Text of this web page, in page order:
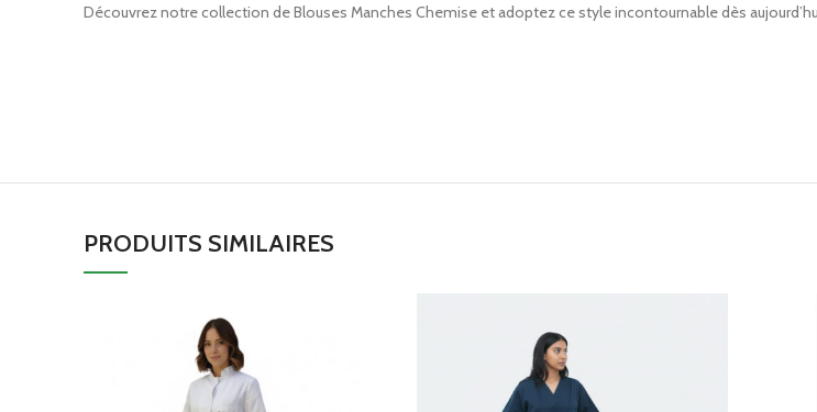
Découvrez notre collection de Blouses Manches Chemise et adoptez ce style incontournable dès
PRODUITS SIMILAIRES